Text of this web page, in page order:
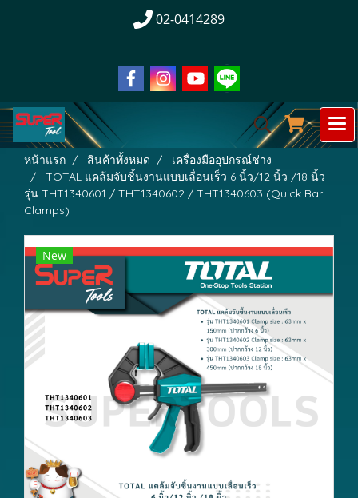
02-0414289
หน้าแรก สินค้าทั้งหมด
เครื่องมืออุปกรณ์ช่าง
TOTAL แคล้มจับชิ้นงานแบบเลื่อนเร็ว 6 นิ้ว/12 นิ้ว /18 นิ้ว
รุ่น THT1340601 / THT1340602 / THT1340603 (Quick Bar
Clamps)
New